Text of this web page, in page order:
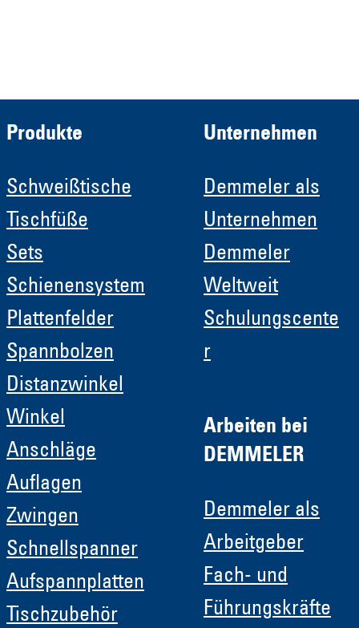
Produkte
Schweißtische
Tischfüße
Sets
Schienensystem
Plattenfelder
Spannbolzen
Distanzwinkel
Winkel
Anschläge
Auflagen
Zwingen
Schnellspanner
Aufspannplatten
Tischzubehör
Unternehmen
Demmeler als
Unternehmen
Demmeler
Weltweit
Schulungscente
r
Arbeiten bei
DEMMELER
Demmeler als
Arbeitgeber
Fach- und
Führungskräfte